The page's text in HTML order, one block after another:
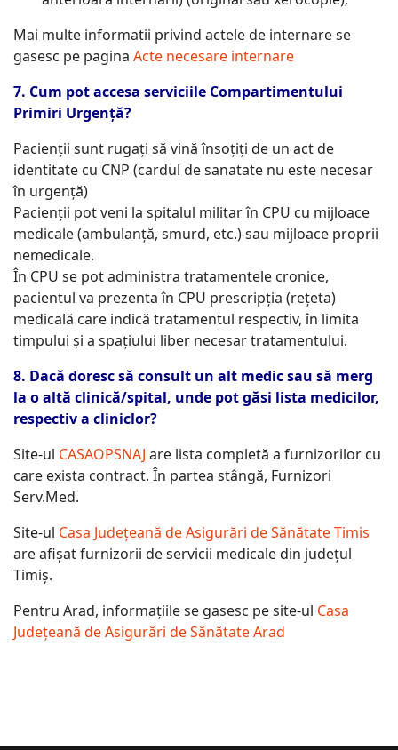
Mai multe informatii privind actele de internare se
gasesc pe pagina Acte necesare internare
7. Cum pot accesa serviciile Compartimentului
Primiri Urgență?
Pacienții sunt rugați să vină însoțiți de un act de
identitate cu CNP (cardul de sanatate nu este necesar
în urgență)
Pacienții pot veni la spitalul militar în CPU cu mijloace
medicale (ambulanță, smurd, etc.) sau mijloace proprii
nemedicale.
În CPU se pot administra tratamentele cronice,
pacientul va prezenta în CPU prescripția (rețeta)
medicală care indică tratamentul respectiv, în limita
timpului și a spațiului liber necesar tratamentului.
8. Dacă doresc să consult un alt medic sau să merg
la o altă clinică/spital, unde pot găsi lista medicilor,
respectiv a cliniclor?
Site-ul CASAOPSNAJ are lista completă a furnizorilor cu
care exista contract. În partea stângă, Furnizori
Serv.Med.
Site-ul Casa Judeţeană de Asigurări de Sănătate Timis
are afișat furnizorii de servicii medicale din județul
Timiș.
Pentru Arad, informațiile se gasesc pe site-ul Casa
Judeţeană de Asigurări de Sănătate Arad